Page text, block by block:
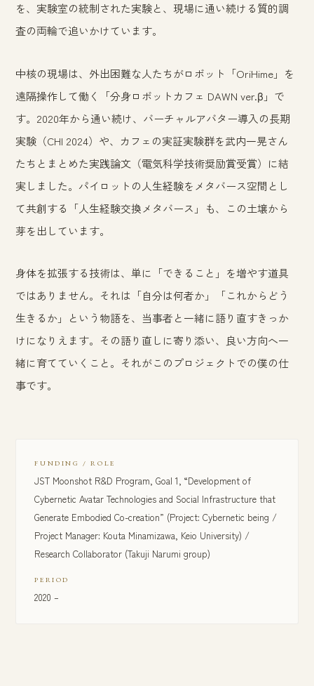
を、実験室の統制された実験と、現場に通い続ける質的調
査の両輪で追いかけています。
中核の現場は、外出困難な人たちがロボット「OriHime」を
遠隔操作して働く「分身ロボットカフェ DAWN ver.β」で
す。2020年から通い続け、バーチャルアバター導入の長期
実験（CHI 2024）や、カフェの実証実験群を武内一晃さん
たちとまとめた実践論文（電気科学技術奨励賞受賞）に結
実しました。パイロットの人生経験をメタバース空間とし
て共創する「人生経験交換メタバース」も、この土壌から
芽を出しています。
身体を拡張する技術は、単に「できること」を増やす道具
ではありません。それは「自分は何者か」「これからどう
生きるか」という物語を、当事者と一緒に語り直すきっか
けになりえます。その語り直しに寄り添い、良い方向へ一
緒に育てていくこと。それがこのプロジェクトでの僕の仕
事です。
FUNDING / ROLE
JST Moonshot R&D Program, Goal 1, “Development of
Cybernetic Avatar Technologies and Social Infrastructure that
Generate Embodied Co-creation” (Project: Cybernetic being /
Project Manager: Kouta Minamizawa, Keio University) /
Research Collaborator (Takuji Narumi group)
PERIOD
2020 –